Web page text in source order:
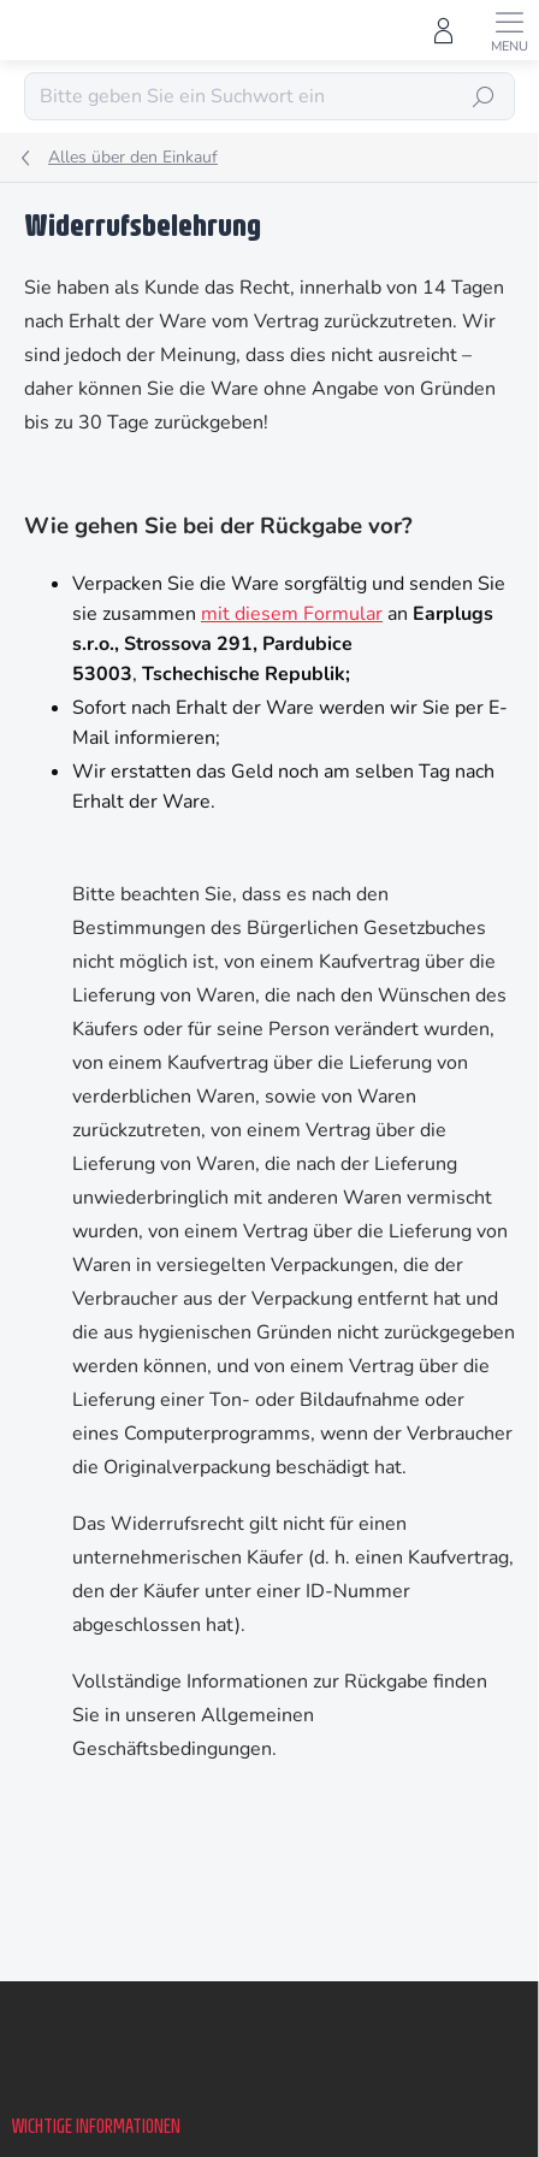
SUCHEN
Alles über den Einkauf
Widerrufsbelehrung
Sie haben als Kunde das Recht, innerhalb von 14 Tagen
nach Erhalt der Ware vom Vertrag zurückzutreten. Wir
sind jedoch der Meinung, dass dies nicht ausreicht –
daher können Sie die Ware ohne Angabe von Gründen
bis zu 30 Tage zurückgeben!
Wie gehen Sie bei der Rückgabe vor?
Verpacken Sie die Ware sorgfältig und senden Sie
sie zusammen mit diesem Formular an Earplugs
s.r.o., Strossova 291, Pardubice
53003, Tschechische Republik;
Sofort nach Erhalt der Ware werden wir Sie per E-
Mail informieren;
Wir erstatten das Geld noch am selben Tag nach
Erhalt der Ware.
Bitte beachten Sie, dass es nach den
Bestimmungen des Bürgerlichen Gesetzbuches
nicht möglich ist, von einem Kaufvertrag über die
Lieferung von Waren, die nach den Wünschen des
Käufers oder für seine Person verändert wurden,
von einem Kaufvertrag über die Lieferung von
verderblichen Waren, sowie von Waren
zurückzutreten, von einem Vertrag über die
Lieferung von Waren, die nach der Lieferung
unwiederbringlich mit anderen Waren vermischt
wurden, von einem Vertrag über die Lieferung von
Waren in versiegelten Verpackungen, die der
Verbraucher aus der Verpackung entfernt hat und
die aus hygienischen Gründen nicht zurückgegeben
werden können, und von einem Vertrag über die
Lieferung einer Ton- oder Bildaufnahme oder
eines Computerprogramms, wenn der Verbraucher
die Originalverpackung beschädigt hat.
Das Widerrufsrecht gilt nicht für einen
unternehmerischen Käufer (d. h. einen Kaufvertrag,
den der Käufer unter einer ID-Nummer
abgeschlossen hat).
Vollständige Informationen zur Rückgabe finden
Sie in unseren Allgemeinen
Geschäftsbedingungen.
WICHTIGE INFORMATIONEN